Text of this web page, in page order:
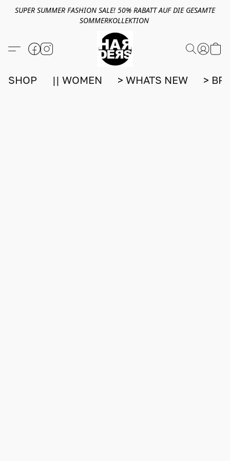
SUPER SUMMER FASHION SALE! 50% RABATT AUF DIE GESAMTE
SOMMERKOLLEKTION
SHOP || WOMEN > WHATS NEW >